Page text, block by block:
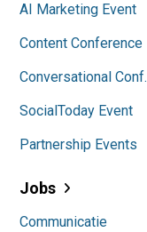
AI Marketing Event
Content Conference
Conversational Conf.
SocialToday Event
Partnership Events
Jobs
Communicatie